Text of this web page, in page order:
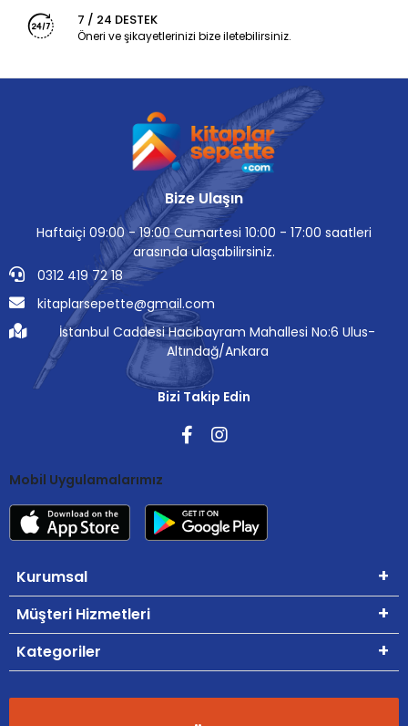
7 / 24 DESTEK
Öneri ve şikayetlerinizi bize iletebilirsiniz.
Bize Ulaşın
Haftaiçi 09:00 - 19:00 Cumartesi 10:00 - 17:00 saatleri
arasında ulaşabilirsiniz.
0312 419 72 18
kitaplarsepette@gmail.com
İstanbul Caddesi Hacıbayram Mahallesi No:6 Ulus-
Altındağ/Ankara
Bizi Takip Edin
Mobil Uygulamalarımız
Kurumsal
Müşteri Hizmetleri
Kategoriler